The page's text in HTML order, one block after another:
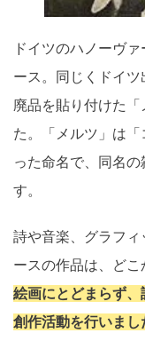
ドイツのハノーヴ
ース。同じくドイ
廃品を貼り付けた
た。「メルツ」は「
った命名で、同名
す。
詩や音楽、グラフ
ースの作品は、どこ
絵画にとどまらず
創作活動を行いま